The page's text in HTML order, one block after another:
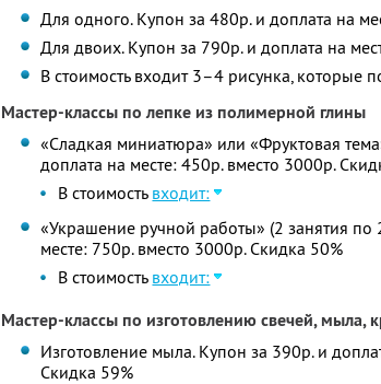
Для одного. Купон за 480р. и доплата на
Для двоих. Купон за 790р. и доплата на
В стоимость входит 3–4 рисунка, которые
Мастер-классы по лепке из полимерной глины
«Сладкая миниатюра» или «Фруктовая
доплата на месте: 450р. вместо 3000р.
В стоимость входит:
«Украшение ручной работы» (2 занятия по
месте: 750р. вместо 3000р. Скидка 50%
В стоимость входит:
Мастер-классы по изготовлению свечей, мыла,
Изготовление мыла. Купон за 390р. и
Скидка 59%